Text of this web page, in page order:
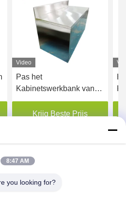
Video
Pas het
Kabinetswerkbank van
de Roestvrij staalopslag,
het Kabinet van de
Krijg Beste Prijs
8:47 AM
you looking for?